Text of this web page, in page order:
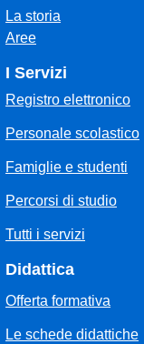
La storia
Aree
I Servizi
Registro elettronico
Personale scolastico
Famiglie e studenti
Percorsi di studio
Tutti i servizi
Didattica
Offerta formativa
Le schede didattiche